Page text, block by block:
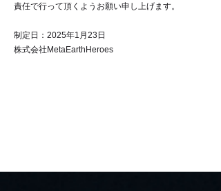
責任で行って頂くようお願い申し上げます。
制定日：2025年1月23日
株式会社MetaEarthHeroes